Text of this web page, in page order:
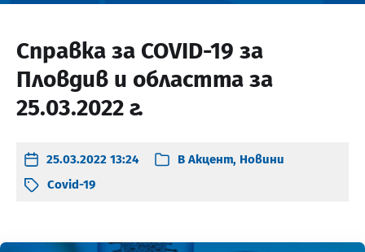
Справка за COVID-19 за
Пловдив и областта за
25.03.2022 г.
25.03.2022 13:24 В Акцент, Новини
Covid-19